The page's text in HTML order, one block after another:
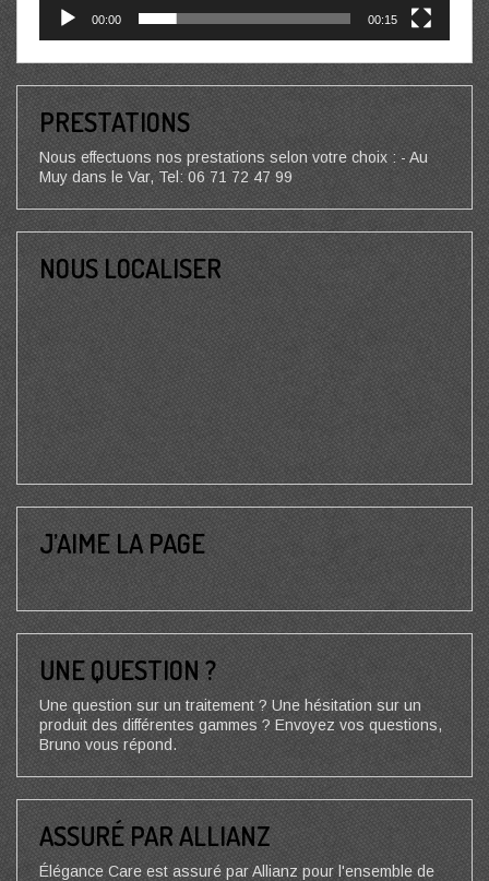
00:00 00:15
PRESTATIONS
Nous effectuons nos prestations selon votre choix : - Au
Muy dans le Var, Tel: 06 71 72 47 99
NOUS LOCALISER
J’AIME LA PAGE
UNE QUESTION ?
Une question sur un traitement ? Une hésitation sur un
produit des différentes gammes ? Envoyez vos questions,
Bruno vous répond.
ASSURÉ PAR ALLIANZ
Élégance Care est assuré par Allianz pour l'ensemble de